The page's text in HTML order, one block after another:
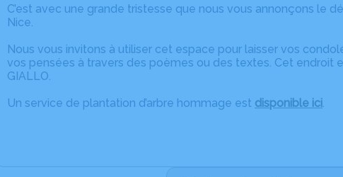
C’est avec une grande tristesse que nous vous annonçons le
Nice.
Nous vous invitons à utiliser cet espace pour laisser vos
vos pensées à travers des poèmes ou des textes. Cet endroit
GIALLO.
Un service de plantation d’arbre hommage est disponible ici.